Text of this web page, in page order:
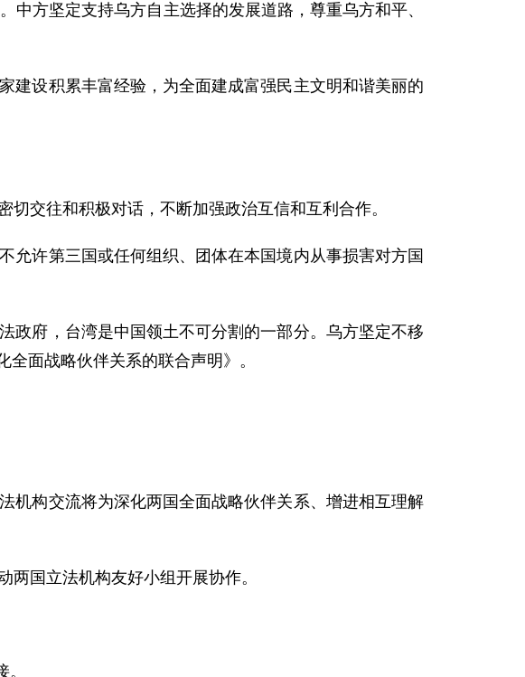
方坚定支持乌方自主选择的发展道路，尊重乌方和平、
设积累丰富经验，为全面建成富强民主文明和谐美丽的
交往和积极对话，不断加强政治互信和互利合作。
许第三国或任何组织、团体在本国境内从事损害对方国
府，台湾是中国领土不可分割的一部分。乌方坚定不移
面战略伙伴关系的联合声明》。
构交流将为深化两国全面战略伙伴关系、增进相互理解
国立法机构友好小组开展协作。